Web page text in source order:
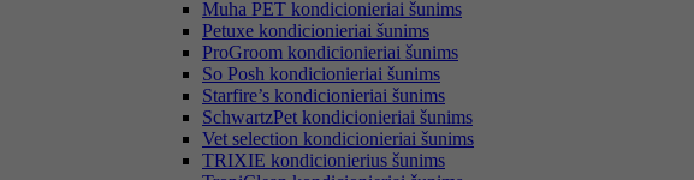
Muha PET kondicionieriai šunims
Petuxe kondicionieriai šunims
ProGroom kondicionieriai šunims
So Posh kondicionieriai šunims
Starfire’s kondicionieriai šunims
SchwartzPet kondicionieriai šunims
Vet selection kondicionieriai šunims
TRIXIE kondicionierius šunims